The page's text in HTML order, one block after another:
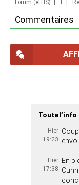
Commentaires
Forum (et HS) +
Toute l’info
Hier
19:23
Hier
17:38
En